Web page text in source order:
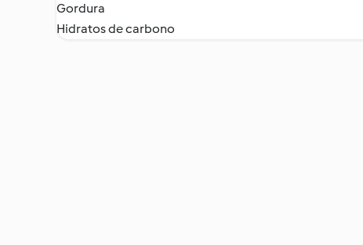
Gordura
Hidratos de carbono